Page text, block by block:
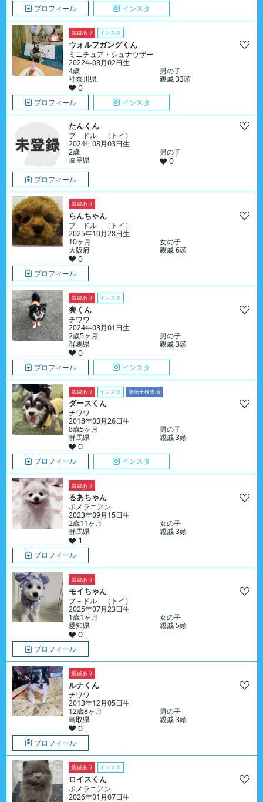
プロフィール インスタ
親戚あり インスタ
ウォルフガングくん
ミニチュア・シュナウザー
2022年08月02日生
4歳
男の子
神奈川県
親戚 33頭
0
プロフィール インスタ
たんくん
プ－ドル （トイ）
2024年08月03日生
2歳
男の子
岐阜県
0
プロフィール
親戚あり
らんちゃん
プ－ドル （トイ）
2025年10月28日生
10ヶ月
女の子
大阪府
親戚 6頭
0
プロフィール
親戚あり インスタ
爽くん
チワワ
2024年03月01日生
2歳5ヶ月
男の子
群馬県
親戚 3頭
0
プロフィール インスタ
親戚あり インスタ 遺伝子検査済
ダースくん
チワワ
2018年03月26日生
8歳5ヶ月
男の子
群馬県
親戚 3頭
0
プロフィール インスタ
親戚あり
るあちゃん
ポメラニアン
2023年09月15日生
2歳11ヶ月
女の子
群馬県
親戚 3頭
1
プロフィール
親戚あり
モイちゃん
プ－ドル （トイ）
2025年07月23日生
1歳1ヶ月
女の子
愛知県
親戚 5頭
0
プロフィール
親戚あり
ルナくん
チワワ
2013年12月05日生
12歳8ヶ月
男の子
鳥取県
親戚 3頭
0
プロフィール
親戚あり インスタ
ロイスくん
ポメラニアン
2026年01月07日生